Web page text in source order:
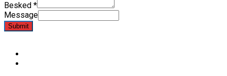
Besked *
Message
Submit